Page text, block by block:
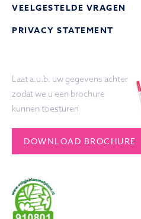
VEELGESTELDE VRAGEN
PRIVACY STATEMENT
Laat a.u.b. uw gegevens achter
zodat we u een brochure
kunnen toesturen
DOWNLOAD BROCHURE